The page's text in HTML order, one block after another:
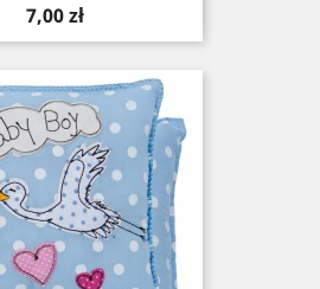
Cena
7,00 zł